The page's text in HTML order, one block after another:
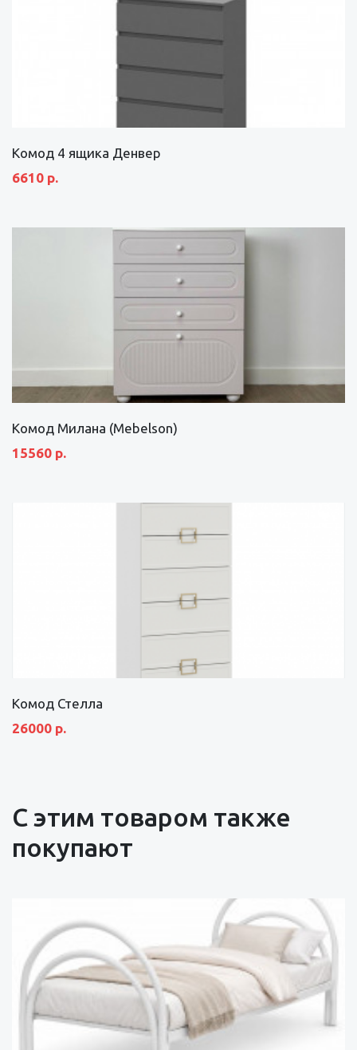
Комод 4 ящика Денвер
6610 р.
Комод Милана (Mebelson)
15560 р.
Комод Стелла
26000 р.
С этим товаром также
покупают